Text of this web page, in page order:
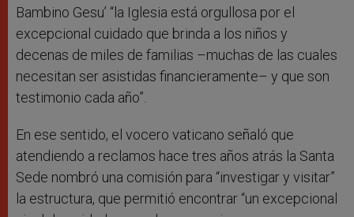
Bambino Gesu’ “la Iglesia está orgullosa por el
excepcional cuidado que brinda a los niños y
decenas de miles de familias –muchas de las cuales
necesitan ser asistidas financieramente– y que son
testimonio cada año”.
En ese sentido, el vocero vaticano señaló que
atendiendo a reclamos hace tres años atrás la Santa
Sede nombró una comisión para “investigar y visitar”
la estructura, que permitió encontrar “un excepcional